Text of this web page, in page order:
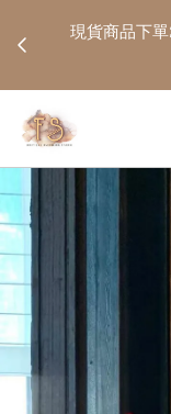
現貨商品下